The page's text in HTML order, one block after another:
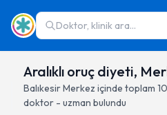
Doktor, klinik ara...
Aralıklı oruç diyeti,
BalıkesirMerkez içinde toplam 10
doktor - uzman bulundu